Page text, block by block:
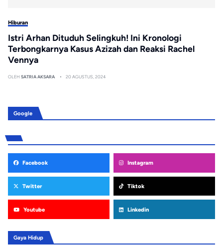
Hiburan
Istri Arhan Dituduh Selingkuh! Ini Kronologi
Terbongkarnya Kasus Azizah dan Reaksi Rachel
Vennya
OLEH SATRIA AKSARA 20 AGUSTUS, 2024
Google
Facebook Instagram
Twitter Tiktok
Youtube Linkedin
Gaya Hidup